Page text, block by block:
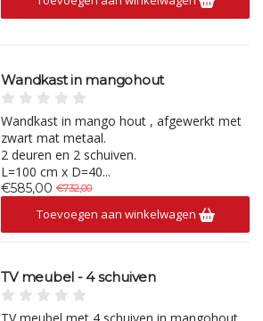
Wandkast in mangohout
Wandkast in mango hout , afgewerkt met
zwart mat metaal.
2 deuren en 2 schuiven.
L=100 cm x D=40...
€585,00 €732,00
Toevoegen aan winkelwagen
TV meubel - 4 schuiven